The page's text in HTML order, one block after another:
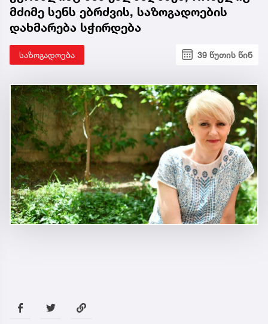
მძიმე სენს ებრძვის, საზოგადოების
დახმარება სჭირდება
საზოგადოება 39 წუთის წინ